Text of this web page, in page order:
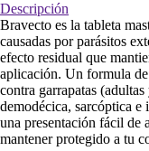
Descripción
Bravecto es la tableta
causadas por parásitos
efecto residual que
aplicación. Un formula
contra garrapatas
demodécica, sarcóptica e
una presentación fácil de
mantener protegido a tu